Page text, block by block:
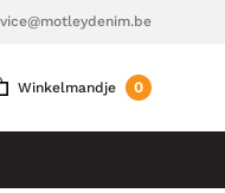
Winkelmandje 0